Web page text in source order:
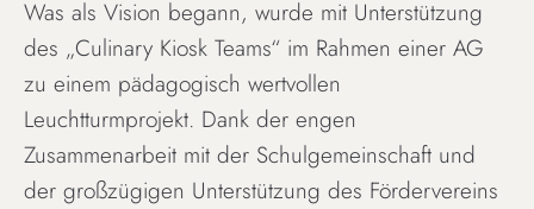
Was als Vision begann, wurde mit Unterstützung
des „Culinary Kiosk Teams“ im Rahmen einer AG
zu einem pädagogisch wertvollen
Leuchtturmprojekt. Dank der engen
Zusammenarbeit mit der Schulgemeinschaft und
der großzügigen Unterstützung des Fördervereins